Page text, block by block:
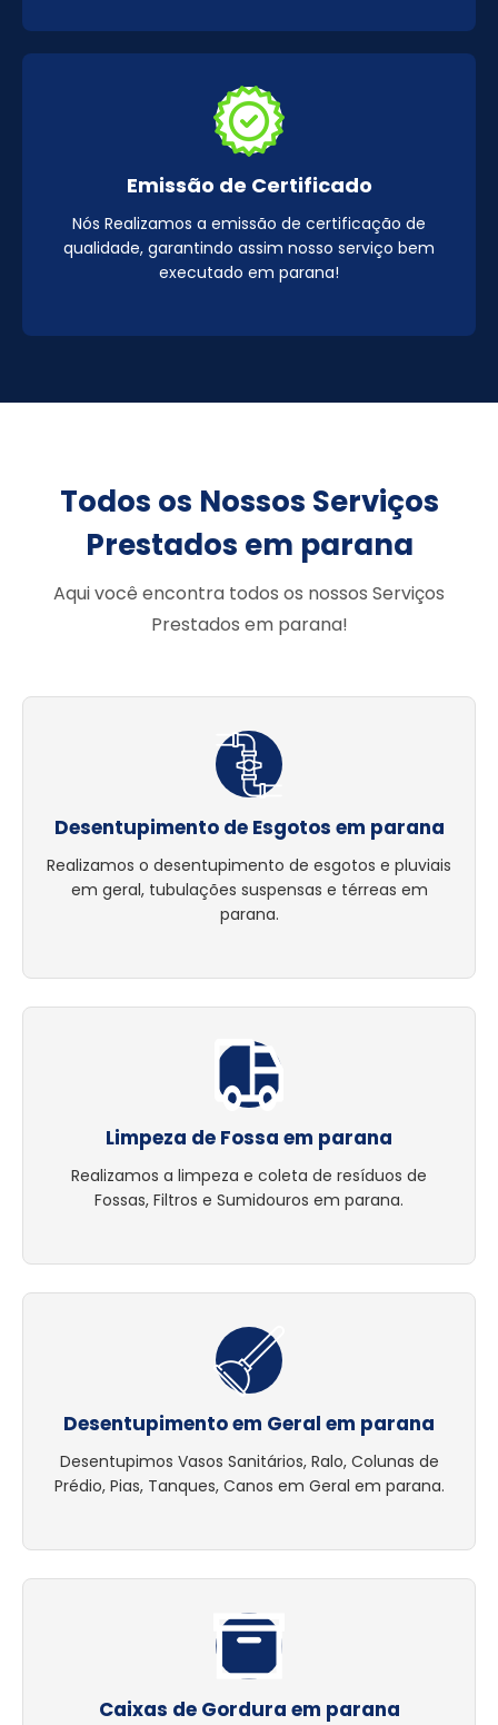
Emissão de Certificado
Nós Realizamos a emissão de certificação de
qualidade, garantindo assim nosso serviço bem
executado em parana!
Todos os Nossos Serviços
Prestados em parana
Aqui você encontra todos os nossos Serviços
Prestados em parana!
Desentupimento de Esgotos em parana
Realizamos o desentupimento de esgotos e pluviais
em geral, tubulações suspensas e térreas em
parana.
Limpeza de Fossa em parana
Realizamos a limpeza e coleta de resíduos de
Fossas, Filtros e Sumidouros em parana.
Desentupimento em Geral em parana
Desentupimos Vasos Sanitários, Ralo, Colunas de
Prédio, Pias, Tanques, Canos em Geral em parana.
Caixas de Gordura em parana